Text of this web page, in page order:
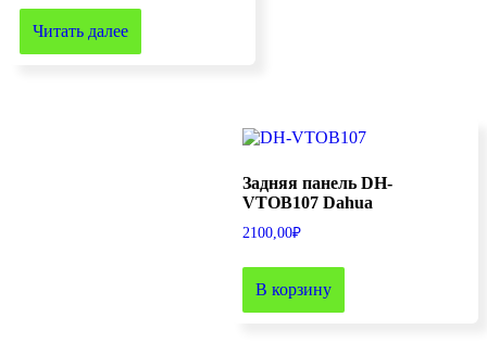
Читать далее
Задняя панель DH-
VTOB107 Dahua
2100,00₽
В корзину